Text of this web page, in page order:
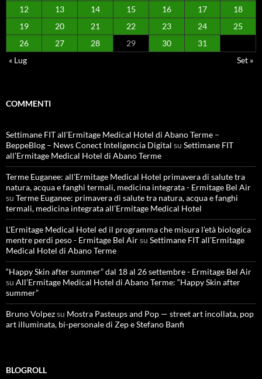
12
13 14 15 16 17
18
19
20 21 22 23 24
25
26
27 28 29 30
31
« Lug
Set »
COMMENTI
Settimane FIT all’Ermitage Medical Hotel di Abano Terme –
BeppeBlog – News Conect Inteligencia Digital su Settimane FIT
all’Ermitage Medical Hotel di Abano Terme
Terme Euganee: all’Ermitage Medical Hotel primavera di salute tra
natura, acqua e fanghi termali, medicina integrata - Ermitage Bel Air
su Terme Euganee: primavera di salute tra natura, acqua e fanghi
termali, medicina integrata all’Ermitage Medical Hotel
L'Ermitage Medical Hotel ed il programma che misura l’età biologica
mentre perdi peso - Ermitage Bel Airsu Settimane FIT all’Ermitage
Medical Hotel di Abano Terme
“Happy Skin after summer” dal 18 al 26 settembre - Ermitage Bel Air
su All’Ermitage Medical Hotel di Abano Terme: “Happy Skin after
summer”
Bruno Volpezsu Mostra Pasteups and Pop — street art incollata, pop
art illuminata, bi-personale di Zep e Stefano Banfi
BLOGROLL